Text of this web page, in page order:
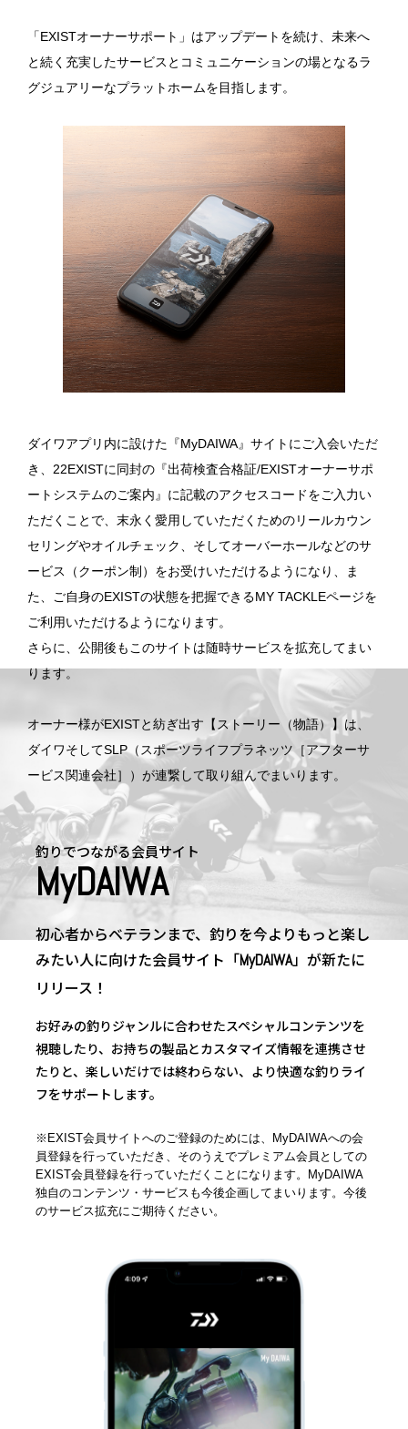
「EXISTオーナーサポート」はアップデートを続け、未来へ
と続く充実したサービスとコミュニケーションの場となるラ
グジュアリーなプラットホームを目指します。
ダイワアプリ内に設けた『MyDAIWA』サイトにご入会いただ
き、22EXISTに同封の『出荷検査合格証/EXISTオーナーサポ
ートシステムのご案内』に記載のアクセスコードをご入力い
ただくことで、末永く愛用していただくためのリールカウン
セリングやオイルチェック、そしてオーバーホールなどのサ
ービス（クーポン制）をお受けいただけるようになり、ま
た、ご自身のEXISTの状態を把握できるMY TACKLEページを
ご利用いただけるようになります。
さらに、公開後もこのサイトは随時サービスを拡充してまい
ります。
オーナー様がEXISTと紡ぎ出す【ストーリー（物語）】は、
ダイワそしてSLP（スポーツライフプラネッツ［アフターサ
ービス関連会社］）が連繋して取り組んでまいります。
釣りでつながる会員サイト
MyDAIWA
初心者からベテランまで、 釣りを今よりもっと楽し
みたい人に向けた会員サイト「MyDAIWA」が新たに
リリース！
お好みの釣りジャンルに合わせたスペシャルコンテンツを
視聴したり、 お持ちの製品とカスタマイズ情報を連携させ
たりと、 楽しいだけでは終わらない、より快適な釣りライ
フをサポートします。
※EXIST会員サイトへのご登録のためには、MyDAIWAへの会
員登録を行っていただき、そのうえでプレミアム会員としての
EXIST会員登録を行っていただくことになります。MyDAIWA
独自のコンテンツ・サービスも今後企画してまいります。今後
のサービス拡充にご期待ください。